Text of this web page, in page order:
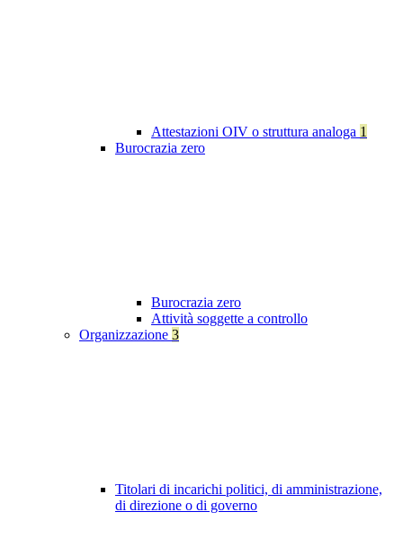
Attestazioni OIV o struttura analoga 1
Burocrazia zero
Burocrazia zero
Attività soggette a controllo
Organizzazione 3
Titolari di incarichi politici, di amministrazione,
di direzione o di governo